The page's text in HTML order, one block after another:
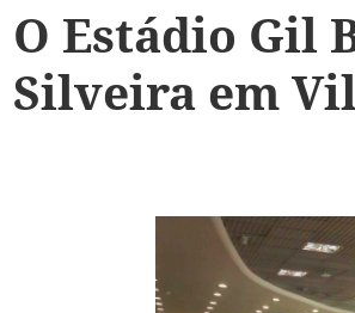
O Estádio Gil
Silveira em